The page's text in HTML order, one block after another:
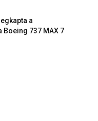
a
Boeing 737 MAX 7